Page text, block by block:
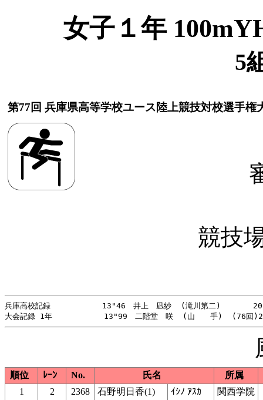
女子１年
5
第77回 兵庫県高等学校ユース陸上競技対校選手権
競技
兵庫高校記録           13"46　井上　凪紗  (滝川第二) 　　　
順位 ﾚｰﾝ No. 氏名
所属
1
2 2368 石野明日香(1) ｲｼﾉ ｱｽｶ
関西学院